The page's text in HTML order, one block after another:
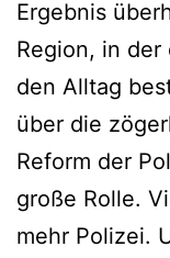
Ergebnis
Region, in der
den Alltag
über die
Reform der
große Rolle.
mehr Polizei.